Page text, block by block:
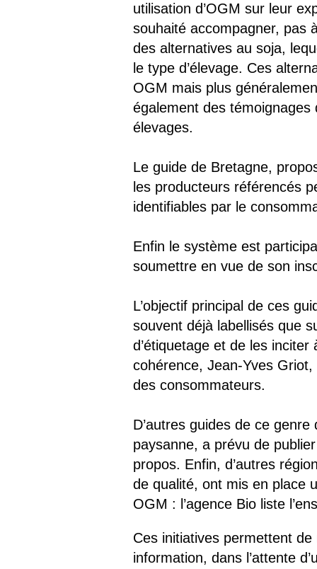
utilisation d’OGM sur leur
souhaité accompagner, pas
des alternatives au soja,
le type d’élevage. Ces
OGM mais plus
également des témoignages
élevages.
Le guide de Bretagne,
les producteurs référencés
identifiables par le
Enfin le système est
soumettre en vue de son
L’objectif principal de ces
souvent déjà labellisés que
d’étiquetage et de les
cohérence, Jean-Yves
des consommateurs.
D’autres guides de ce
paysanne, a prévu de
propos. Enfin, d’autres
de qualité, ont mis en place
OGM : l’agence Bio liste
Ces initiatives permettent
information, dans l’attente